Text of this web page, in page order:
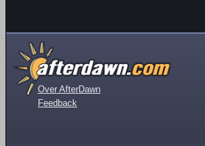
Over AfterDawn
Feedback